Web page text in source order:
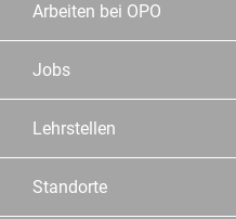
Arbeiten bei OPO
Jobs
Lehrstellen
Standorte